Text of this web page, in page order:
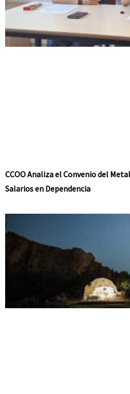
CCOO Analiza el Convenio del
Salarios en Dependencia